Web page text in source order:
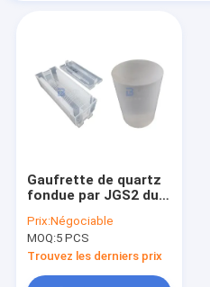
Gaufrette de quartz
fondue par JGS2 du
avec d'excellentes
propriétés optiques
et thermiques
Prix:Négociable
MOQ:5 PCS
Trouvez les derniers prix